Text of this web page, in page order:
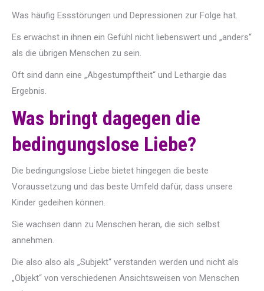
Was häufig Essstörungen und Depressionen zur Folge hat.
Es erwächst in ihnen ein Gefühl nicht liebenswert und „anders“
als die übrigen Menschen zu sein.
Oft sind dann eine „Abgestumpftheit“ und Lethargie das
Ergebnis.
Was bringt dagegen die
bedingungslose Liebe?
Die bedingungslose Liebe bietet hingegen die beste
Voraussetzung und das beste Umfeld dafür, dass unsere
Kinder gedeihen können.
Sie wachsen dann zu Menschen heran, die sich selbst
annehmen.
Die also also als „Subjekt“ verstanden werden und nicht als
„Objekt“ von verschiedenen Ansichtsweisen von Menschen